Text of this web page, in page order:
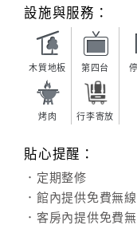
設施與服務：
木質地板 第四台
烤肉 行李寄放
貼心提醒：
．定期整修
．館內提供免費無
．客房內提供免費